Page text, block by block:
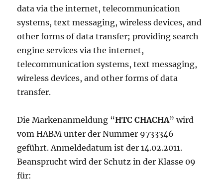
data via the internet, telecommunication
systems, text messaging, wireless devices, and
other forms of data transfer; providing search
engine services via the internet,
telecommunication systems, text messaging,
wireless devices, and other forms of data
transfer.
Die Markenanmeldung “HTC CHACHA” wird
vom HABM unter der Nummer 9733346
geführt. Anmeldedatum ist der 14.02.2011.
Beansprucht wird der Schutz in der Klasse 09
für: